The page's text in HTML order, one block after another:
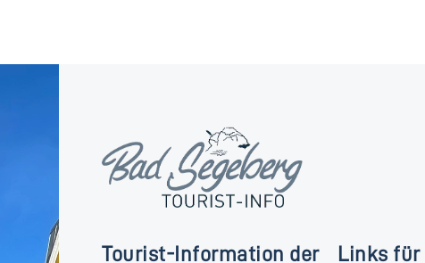
Tourist-Information der
Links